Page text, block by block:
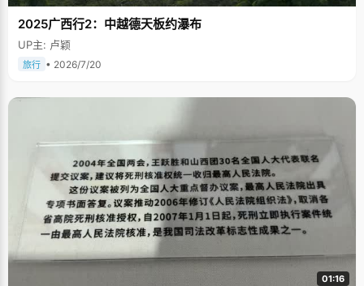
2025广西行2：中越德天板约瀑布
UP主: 卢颖
旅行 • 2026/7/20
01:16